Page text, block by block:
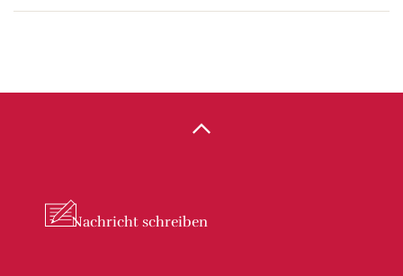
Nachricht schreiben